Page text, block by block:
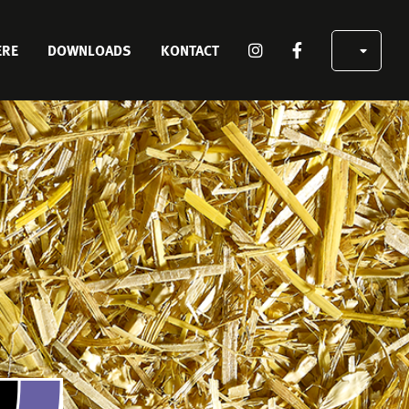
DOWNLOADS KONTACT
SOCIAL